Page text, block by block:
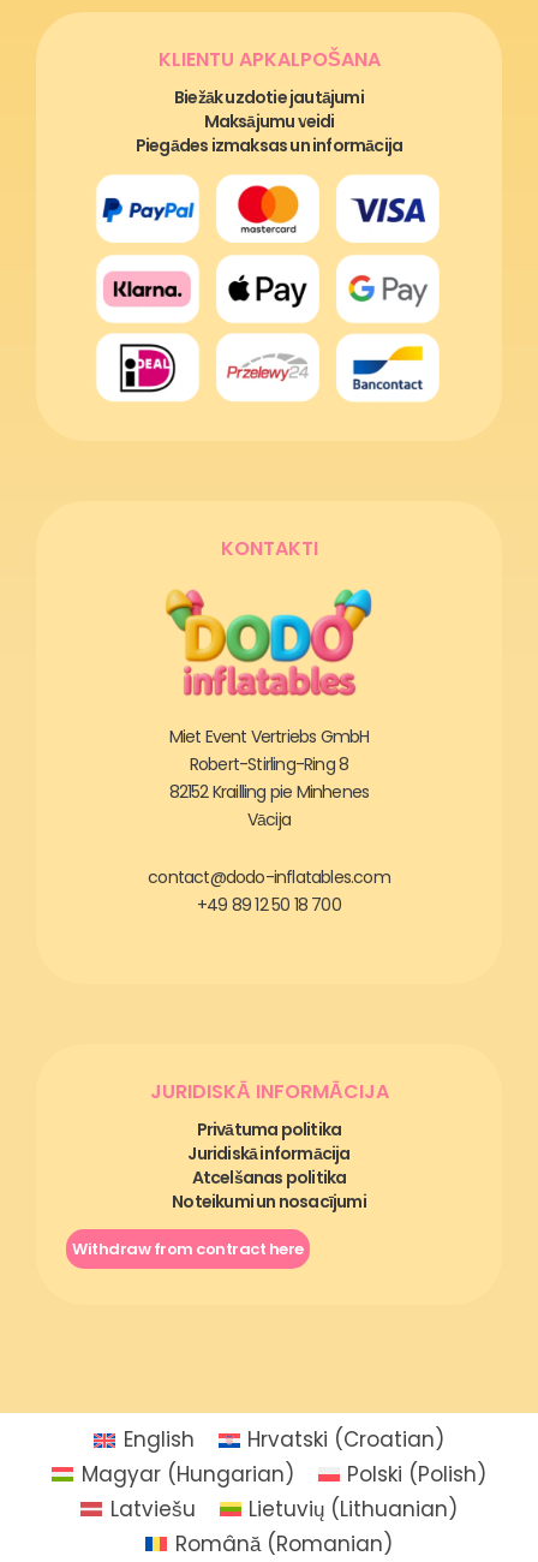
KLIENTU APKALPOŠANA
Biežāk uzdotie jautājumi
Maksājumu veidi
Piegādes izmaksas un informācija
KONTAKTI
Miet Event Vertriebs GmbH
Robert-Stirling-Ring 8
82152 Krailling pie Minhenes
Vācija
contact@dodo-inflatables.com
+49 89 12 50 18 700
JURIDISKĀ INFORMĀCIJA
Privātuma politika
Juridiskā informācija
Atcelšanas politika
Noteikumi un nosacījumi
Withdraw from contract here
English Hrvatski (Croatian)
Magyar(Hungarian) Polski (Polish)
Latviešu
Lietuvių (Lithuanian)
Română(Romanian)